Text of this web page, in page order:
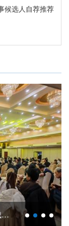
候选人自荐推荐